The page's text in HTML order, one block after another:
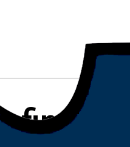
fin